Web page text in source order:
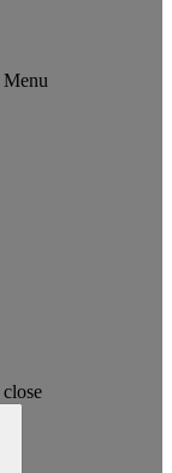
Menu
close